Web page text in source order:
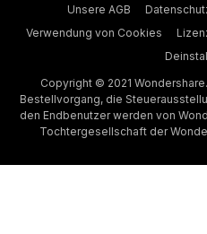
Unsere AGB
Verwendung von Cookies
Copyright © 2021
Bestellvorgang, die
den Endbenutzer werden von
Tochtergesellschaft der